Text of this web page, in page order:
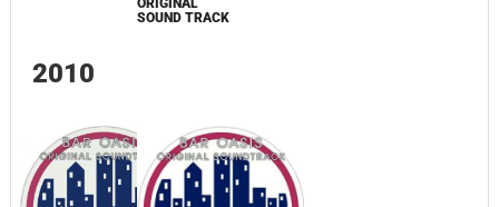
ORIGINAL
SOUND TRACK
2010